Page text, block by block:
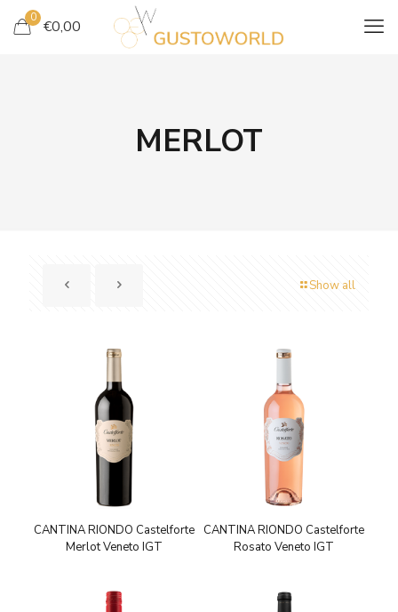
0 €0,00
MERLOT
Show all
CANTINA RIONDO Castelforte
Merlot Veneto IGT
CANTINA RIONDO Castelforte
Rosato Veneto IGT